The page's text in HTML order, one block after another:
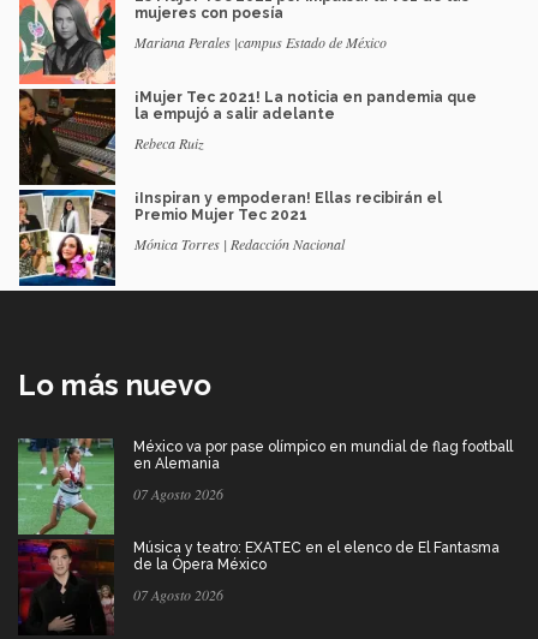
mujeres con poesía
Mariana Perales |campus Estado de México
¡Mujer Tec 2021! La noticia en pandemia que
la empujó a salir adelante
Rebeca Ruiz
¡Inspiran y empoderan! Ellas recibirán el
Premio Mujer Tec 2021
Mónica Torres | Redacción Nacional
Lo más nuevo
México va por pase olímpico en mundial de flag football
en Alemania
07 Agosto 2026
Música y teatro: EXATEC en el elenco de El Fantasma
de la Ópera México
07 Agosto 2026